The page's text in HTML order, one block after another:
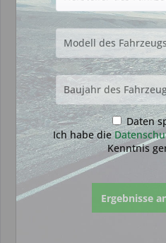
Notschlüssel
mit HU162
Daten
Ich habe die
Kenntnis
Ergebnisse